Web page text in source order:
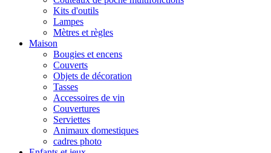
Kits d'outils
Lampes
Mètres et règles
Maison
Bougies et encens
Couverts
Objets de décoration
Tasses
Accessoires de vin
Couvertures
Serviettes
Animaux domestiques
cadres photo